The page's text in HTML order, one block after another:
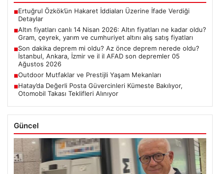
■Ertuğrul Özkök’ün Hakaret İddiaları Üzerine İfade Verdiği
Detaylar
■Altın fiyatları canlı 14 Nisan 2026: Altın fiyatları ne kadar oldu?
Gram, çeyrek, yarım ve cumhuriyet altını alış satış fiyatları
■Son dakika deprem mi oldu? Az önce deprem nerede oldu?
İstanbul, Ankara, İzmir ve il il AFAD son depremler 05
Ağustos 2026
■Outdoor Mutfaklar ve Prestijli Yaşam Mekanları
■Hatay’da Değerli Posta Güvercinleri Kümeste Bakılıyor,
Otomobil Takası Teklifleri Alınıyor
Güncel